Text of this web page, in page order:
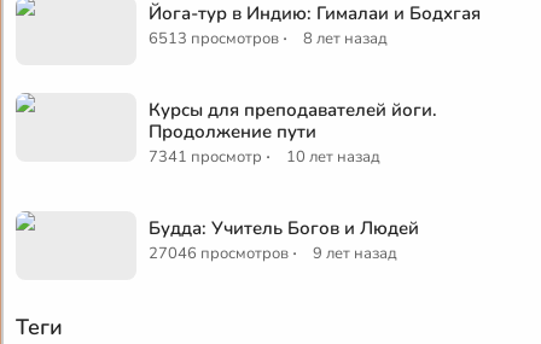
Йога-тур в Индию: Гималаи и Бодхгая
6513 просмотров · 8 лет назад
Курсы для преподавателей йоги.
Продолжение пути
7341 просмотр · 10 лет назад
Будда: Учитель Богов и Людей
27046 просмотров · 9 лет назад
Теги